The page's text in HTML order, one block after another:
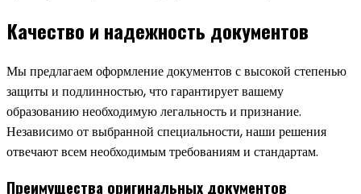
Качество и надежность документов
Мы предлагаем оформление документов с высокой степенью
защиты и подлинностью, что гарантирует вашему
образованию необходимую легальность и признание.
Независимо от выбранной специальности, наши решения
отвечают всем необходимым требованиям и стандартам.
Преимущества оригинальных документов